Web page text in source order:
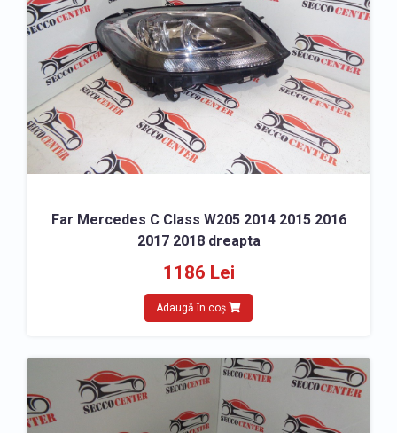
Far Mercedes C Class W205 2014 2015 2016
2017 2018 dreapta
1186 Lei
Adaugă în coș